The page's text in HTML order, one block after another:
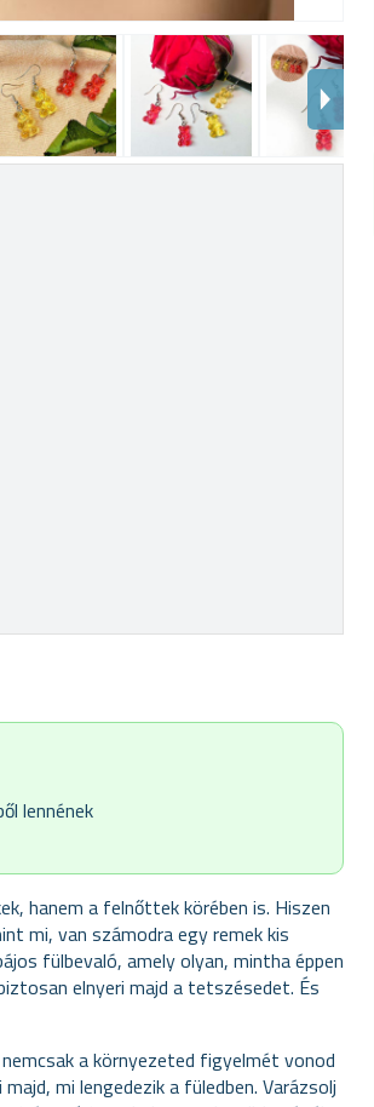
lennének
hanem a felnőttek körében is. Hiszen
mi, van számodra egy remek kis
fülbevaló, amely olyan, mintha éppen
elnyeri majd a tetszésedet. És
a környezeted figyelmét vonod
mi lengedezik a füledben. Varázsolj